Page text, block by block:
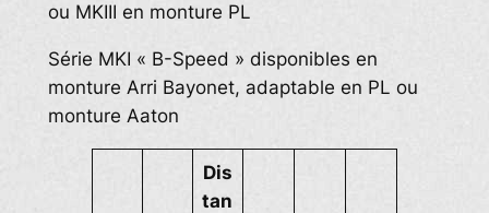
ou MKIII en monture PL
Série MKI « B-Speed » disponibles en
monture Arri Bayonet, adaptable en PL ou
monture Aaton
Dis
tan